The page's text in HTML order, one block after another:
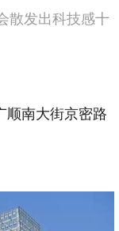
散发出科技感十
顺南大街京密路